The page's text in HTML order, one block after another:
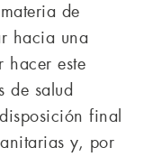
de
hacia una
hacer este
de salud
final
y, por